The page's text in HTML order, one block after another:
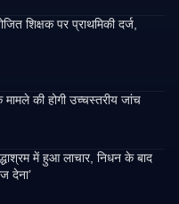
शिक्षक पर प्राथमिकी दर्ज,
की होगी उच्चस्तरीय जांच
में हुआ लाचार, निधन के बाद
देना’